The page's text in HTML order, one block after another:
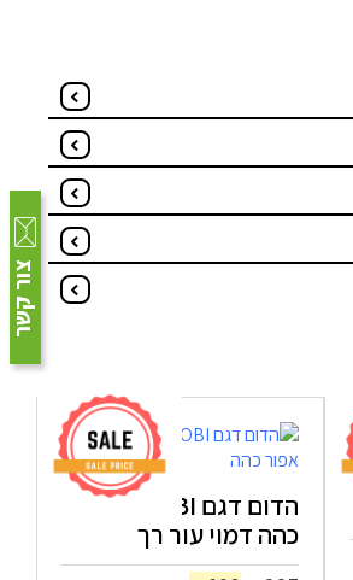
צור קשר
הדום דגם BOBI אפור
כהה דמוי עור רך